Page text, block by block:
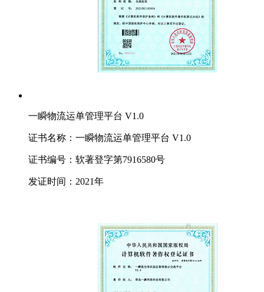
一瞬物流运单管理平台 V1.0
证书名称：一瞬物流运单管理平台 V1.0
证书编号：软著登字第7916580号
发证时间：2021年